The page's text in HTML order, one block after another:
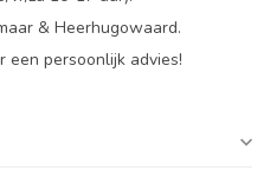
& Heerhugowaard.
een persoonlijk advies!